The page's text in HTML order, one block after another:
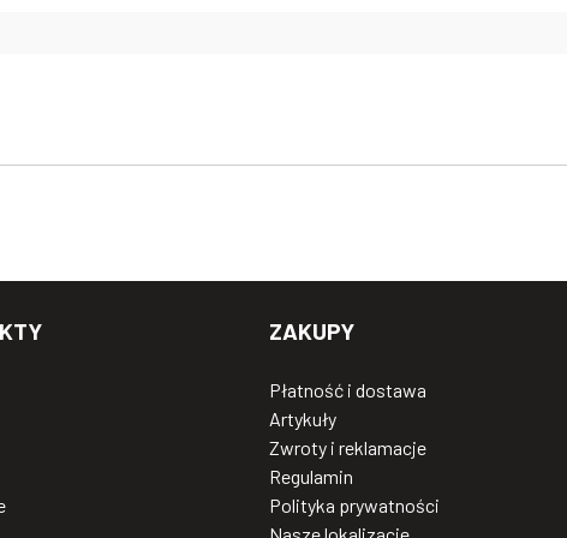
ZAKUPY
Płatność i dostawa
Artykuły
Zwroty i reklamacje
Regulamin
Polityka prywatności